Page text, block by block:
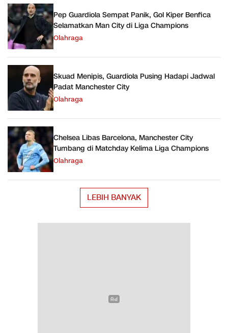
Pep Guardiola Sempat Panik, Gol Kiper Benfica
Selamatkan Man City di Liga Champions
Olahraga
Skuad Menipis, Guardiola Pusing Hadapi Jadwal
Padat Manchester City
Olahraga
Chelsea Libas Barcelona, Manchester City
Tumbang di Matchday Kelima Liga Champions
Olahraga
LEBIH BANYAK